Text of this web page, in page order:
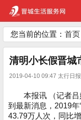
您当前的位置： 首页
清明小长假晋城
2019-04-10 09:47 太行日报
本报讯 （记者
到最新消息，2019年
43.79万人次，同比